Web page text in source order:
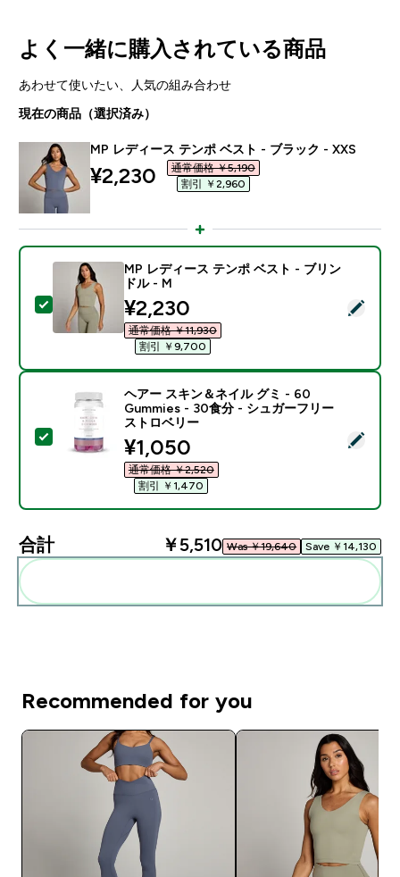
よく一緒に購入されている商品
あわせて使いたい、人気の組み合わせ
現在の商品（選択済み）
MP レディース テンポ ベスト - ブラック - XXS
discounted price
¥2,230‎
通常価格 ￥5,190‎
割引 ￥2,960‎
この商品を選択 - MP レディース テンポ ベスト - ブ
MP レディース テンポ ベスト - ブリン
ドル - M
discounted price
¥2,230‎
通常価格 ￥11,930‎
割引 ￥9,700‎
この商品を選択 - ヘアー スキン＆ネイル グミ - 60
ヘアー スキン＆ネイル グミ - 60
Gummies - 30食分 - シュガーフリー
ストロベリー
discounted price
¥1,050‎
通常価格 ￥2,520‎
割引 ￥1,470‎
合計 ￥5,510‎ Was ￥19,640‎ Save ￥14,130‎
Recommended for you